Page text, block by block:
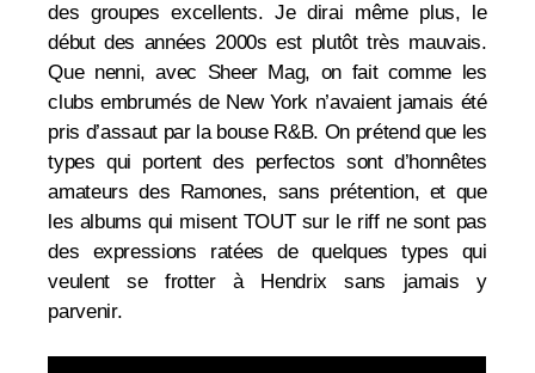
des groupes excellents. Je dirai même plus, le
début des années 2000s est plutôt très mauvais.
Que nenni, avec Sheer Mag, on fait comme les
clubs embrumés de New York n’avaient jamais été
pris d’assaut par la bouse R&B. On prétend que les
types qui portent des perfectos sont d’honnêtes
amateurs des Ramones, sans prétention, et que
les albums qui misent TOUT sur le riff ne sont pas
des expressions ratées de quelques types qui
veulent se frotter à Hendrix sans jamais y
parvenir.